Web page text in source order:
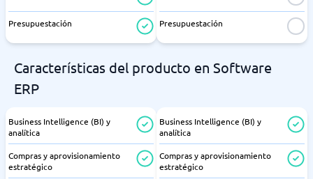
Presupuestación Presupuestación
Características del producto en Software
ERP
Business Intelligence (BI) y
analítica
Compras y aprovisionamiento
estratégico
Business Intelligence (BI) y
analítica
Compras y aprovisionamiento
estratégico